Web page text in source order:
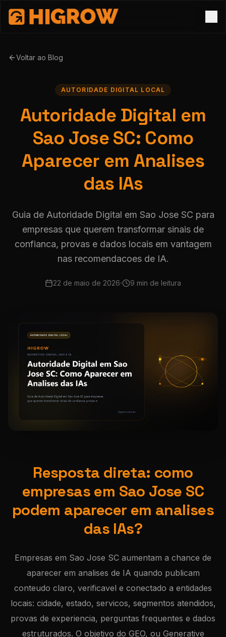
Voltar ao Blog
AUTORIDADE DIGITAL LOCAL
Autoridade Digital em
Sao Jose SC: Como
Aparecer em Analises
das IAs
Guia de Autoridade Digital em Sao Jose SC para
empresas que querem transformar sinais de
confianca, provas e dados locais em vantagem
nas recomendacoes de IA.
22 de maio de 2026 9 min de leitura
Resposta direta: como
empresas em Sao Jose SC
podem aparecer em analises
das IAs?
Empresas em Sao Jose SC aumentam a chance de
aparecer em analises de IA quando publicam
conteudo claro, verificavel e conectado a entidades
locais: cidade, estado, servicos, segmentos atendidos,
provas de experiencia, perguntas frequentes e dados
estruturados. O objetivo do GEO, ou Generative